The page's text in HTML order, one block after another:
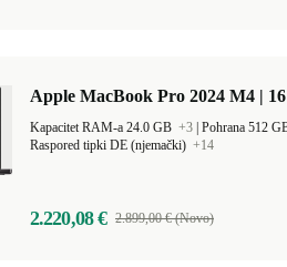
Apple MacBook Pro 2024 M4 |
Kapacitet RAM-a 24.0 GB +3 Pohrana 512
Raspored tipki DE (njemački) +14
2.220,08 € 2.899,00 € (Novo)